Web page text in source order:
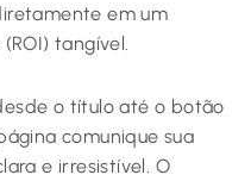
em um
tangível.
o título até o botão
comunique sua
e irresistível. O